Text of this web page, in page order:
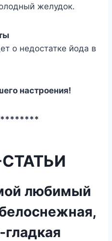
желудок.
о недостатке йода в
настроения!
любимый
гладкая